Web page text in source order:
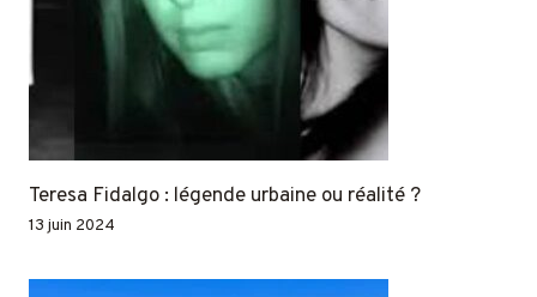
Teresa Fidalgo : légende urbaine ou réalité ?
13 juin 2024